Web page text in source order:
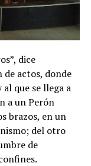
dice
actos, donde
que se llega a
a un Perón
brazos, en un
del otro
de